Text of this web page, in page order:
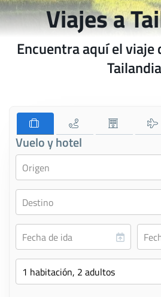
Viajes a
Encuentra aquí el viaje
Tailandia
Vuelo y hotel